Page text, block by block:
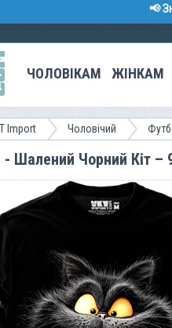
📢
ЧОЛОВІКАМ ЖІНКАМ
Import Чоловічий
- Шалений Чорний Кіт –